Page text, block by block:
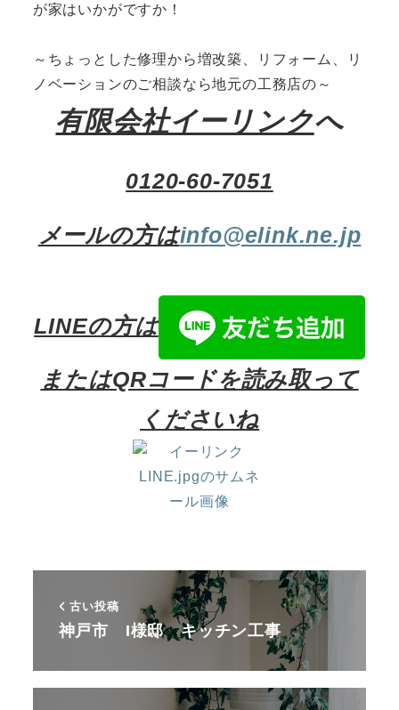
が家はいかがですか！
～ちょっとした修理から増改築、リフォーム、リ
ノベーションのご相談なら地元の工務店の～
有限会社イーリンクへ
0120-60-7051
メールの方はinfo@elink.ne.jp
LINEの方は
またはQRコードを読み取って
くださいね
古い投稿
神戸市 I様邸 キッチン工事